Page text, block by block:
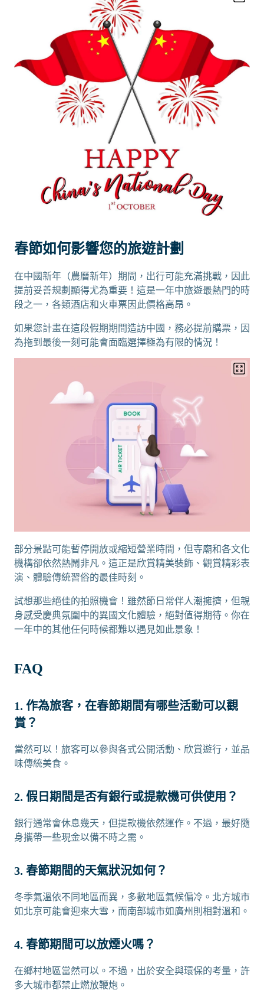
春節如何影響您的旅遊計劃
在中國新年（農曆新年）期間，出行可能充滿挑戰，因此
提前妥善規劃顯得尤為重要！這是一年中旅遊最熱門的時
段之一，各類酒店和火車票因此價格高昂。
如果您計畫在這段假期期間造訪中國，務必提前購票，因
為拖到最後一刻可能會面臨選擇極為有限的情況！
部分景點可能暫停開放或縮短營業時間，但寺廟和各文化
機構卻依然熱鬧非凡。這正是欣賞精美裝飾、觀賞精彩表
演、體驗傳統習俗的最佳時刻。
試想那些絕佳的拍照機會！雖然節日常伴人潮擁擠，但親
身感受慶典氛圍中的異國文化體驗，絕對值得期待。你在
一年中的其他任何時候都難以遇見如此景象！
FAQ
1. 作為旅客，在春節期間有哪些活動可以觀
賞？
當然可以！旅客可以參與各式公開活動、欣賞遊行，並品
味傳統美食。
2. 假日期間是否有銀行或提款機可供使用？
銀行通常會休息幾天，但提款機依然運作。不過，最好隨
身攜帶一些現金以備不時之需。
3. 春節期間的天氣狀況如何？
冬季氣溫依不同地區而異，多數地區氣候偏冷。北方城市
如北京可能會迎來大雪，而南部城市如廣州則相對溫和。
4. 春節期間可以放煙火嗎？
在鄉村地區當然可以。不過，出於安全與環保的考量，許
多大城市都禁止燃放鞭炮。